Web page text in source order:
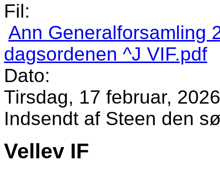
Fil:
Ann Generalforsamling
dagsordenen ^J VIF.pdf
Dato:
Tirsdag, 17 februar,
Indsendt af Steen den
Vellev IF